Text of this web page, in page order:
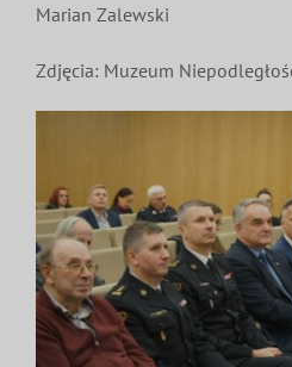
Marian Zalewski
Zdjęcia: Muzeum